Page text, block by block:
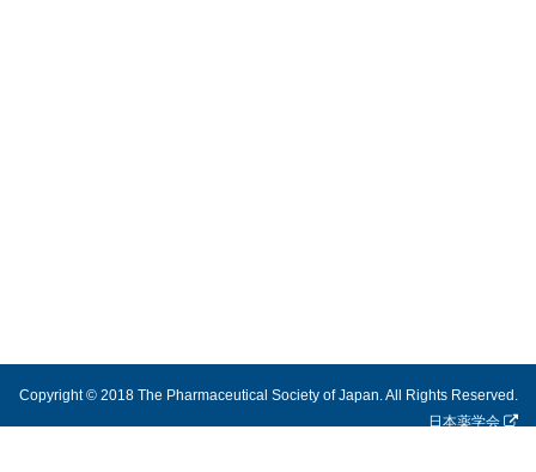
Copyright © 2018 The Pharmaceutical Society of Japan. All Rights Reserved.
日本薬学会